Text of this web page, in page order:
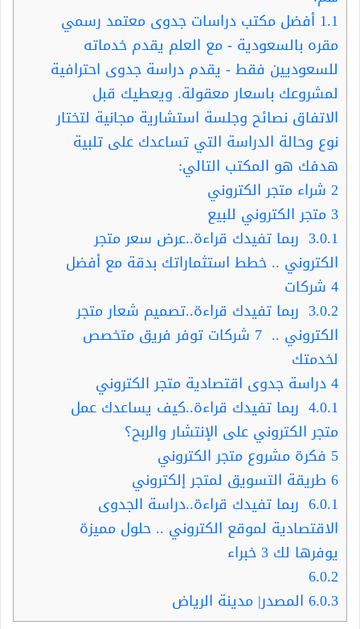
1.1 أفضل مكتب دراسات جدوى معتمد رسمي
مقره بالسعودية - مع العلم يقدم خدماته
للسعوديين فقط - يقدم دراسة جدوى احترافية
لمشروعك باسعار معقولة. ويعطيك قبل
الاتفاق نصائح وجلسة استشارية مجانية لتختار
نوع وحالة الدراسة التي تساعدك على تلبية
هدفك هو المكتب التالي:
2 شراء متجر الكتروني
3متجر الكتروني للبيع
3.0.1 ربما تفيدك قراءة..عرض سعر متجر
الكتروني .. خطط استثماراتك بدقة مع أفضل
4 شركات
3.0.2 ربما تفيدك قراءة..تصميم شعار متجر
الكتروني .. 7 شركات توفر فريق متخصص
لخدمتك
4دراسة جدوى اقتصادية متجر الكتروني
4.0.1 ربما تفيدك قراءة..كيف يساعدك عمل
متجر الكتروني على الإنتشار والربح؟
5 فكرة مشروع متجر الكتروني
6 طريقة التسويق لمتجر إلكتروني
6.0.1 ربما تفيدك قراءة..دراسة الجدوى
الاقتصادية لموقع الكتروني .. حلول مميزة
يوفرها لك 3 خبراء
6.0.2
6.0.3 المصدر| مدينة الرياض